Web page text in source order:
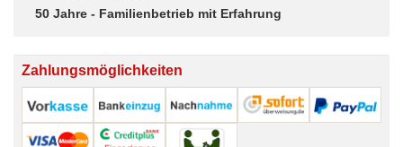
50 Jahre - Familienbetrieb mit Erfahrung
Zahlungsmöglichkeiten